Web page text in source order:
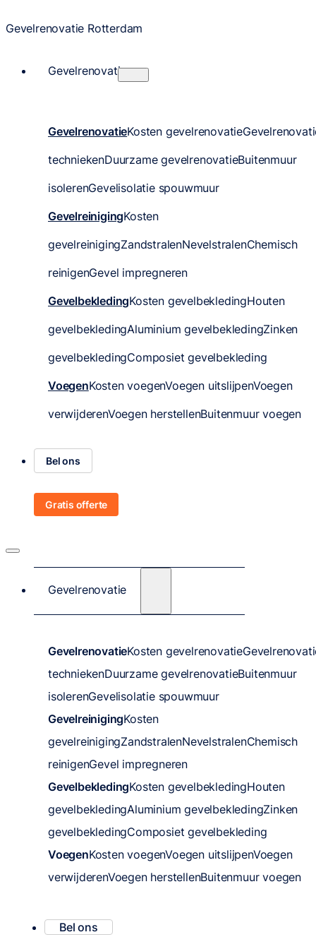
Gevelrenovatie Rotterdam
Gevelrenovatie
GevelrenovatieKosten gevelrenovatie
techniekenDuurzame gevelrenovatieBuitenmuur
isolerenGevelisolatie spouwmuur
GevelreinigingKosten
gevelreinigingZandstralenNevelstralenChemisch
reinigenGevel impregneren
GevelbekledingKosten gevelbekledingHouten
gevelbekledingAluminium gevelbekledingZinken
gevelbekledingComposiet gevelbekleding
VoegenKosten voegenVoegen uitslijpenVoegen
verwijderenVoegen herstellenBuitenmuur voegen
Bel ons
Gratis offerte
Gevelrenovatie
GevelrenovatieKosten gevelrenovatie
techniekenDuurzame gevelrenovatieBuitenmuur
isolerenGevelisolatie spouwmuur
GevelreinigingKosten
gevelreinigingZandstralenNevelstralenChemisch
reinigenGevel impregneren
GevelbekledingKosten gevelbekledingHouten
gevelbekledingAluminium gevelbekledingZinken
gevelbekledingComposiet gevelbekleding
VoegenKosten voegenVoegen uitslijpenVoegen
verwijderenVoegen herstellenBuitenmuur voegen
Bel ons